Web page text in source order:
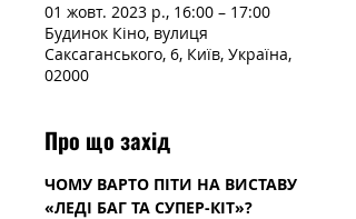
01 жовт. 2023 р., 16:00 – 17:00
Будинок Кіно, вулиця
Саксаганського, 6, Київ, Україна,
02000
Про що захід
ЧОМУ ВАРТО ПІТИ НА ВИСТАВУ
«ЛЕДІ БАГ ТА СУПЕР-КІТ»?